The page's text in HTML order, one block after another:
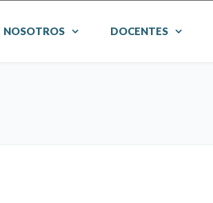
NOSOTROS DOCENTES